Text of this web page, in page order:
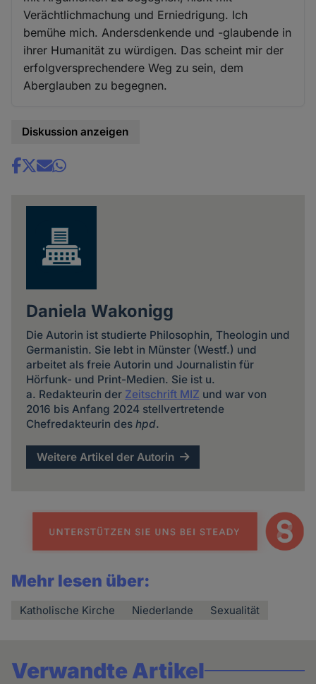
Verächtlichmachung und Erniedrigung. Ich
bemühe mich. Andersdenkende und -glaubende in
ihrer Humanität zu würdigen. Das scheint mir der
erfolgversprechendere Weg zu sein, dem
Aberglauben zu begegnen.
Diskussion anzeigen
Share
Daniela Wakonigg
Die Autorin ist studierte Philosophin, Theologin und
Germanistin. Sie lebt in Münster (Westf.) und
arbeitet als freie Autorin und Journalistin für
Hörfunk- und Print-Medien. Sie ist u.
a. Redakteurin der Zeitschrift MIZ und war von
2016 bis Anfang 2024 stellvertretende
Chefredakteurin des hpd.
Weitere Artikel der Autorin
Mehr lesen über:
Katholische Kirche Niederlande Sexualität
Verwandte Artikel